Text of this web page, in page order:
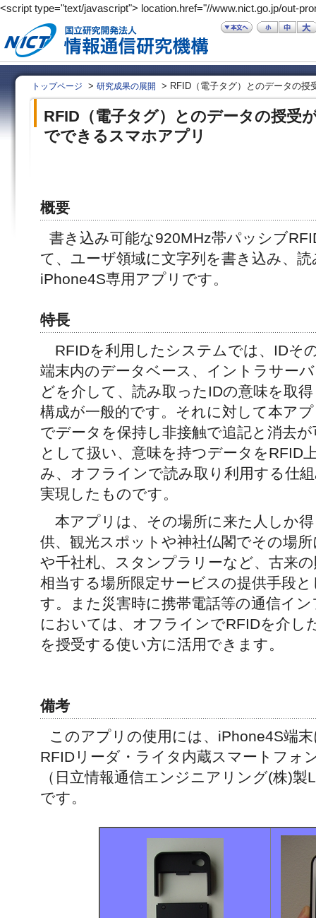
<script type="text/javascript"> location.href="//www.nict.go.jp/out-
トップページ > 研究成果の展開 > RFID（電子タグ）とのデータの授
RFID（電子タグ）とのデータの授受
でできるスマホアプリ
概要
書き込み可能な920MHz帯パッシブ
て、ユーザ領域に文字列を書き込み、
iPhone4S専用アプリです。
特長
RFIDを利用したシステムでは、IDそ
端末内のデータベース、イントラサー
どを介して、読み取ったIDの意味を取
構成が一般的です。それに対して本ア
でデータを保持し非接触で追記と消去
として扱い、意味を持つデータをRFID
み、オフラインで読み取り利用する仕
実現したものです。
本アプリは、その場所に来た人しか
供、観光スポットや神社仏閣でその場
や千社札、スタンプラリーなど、古来
相当する場所限定サービスの提供手段
す。また災害時に携帯電話等の通信イ
においては、オフラインでRFIDを介し
を授受する使い方に活用できます。
備考
このアプリの使用には、iPhone4S端
RFIDリーダ・ライタ内蔵スマートフォ
（日立情報通信エンジニアリング(株)
です。